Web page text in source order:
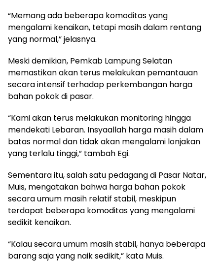
“Memang ada beberapa komoditas yang
mengalami kenaikan, tetapi masih dalam rentang
yang normal,” jelasnya.
Meski demikian, Pemkab Lampung Selatan
memastikan akan terus melakukan pemantauan
secara intensif terhadap perkembangan harga
bahan pokok di pasar.
“Kami akan terus melakukan monitoring hingga
mendekati Lebaran. Insyaallah harga masih dalam
batas normal dan tidak akan mengalami lonjakan
yang terlalu tinggi,” tambah Egi.
Sementara itu, salah satu pedagang di Pasar Natar,
Muis, mengatakan bahwa harga bahan pokok
secara umum masih relatif stabil, meskipun
terdapat beberapa komoditas yang mengalami
sedikit kenaikan.
“Kalau secara umum masih stabil, hanya beberapa
barang saja yang naik sedikit,” kata Muis.